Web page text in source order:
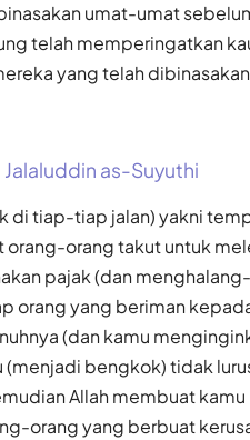
umat-umat
telah memperingatkan
yang telah
as-Suyuthi
di tiap-tiap jalan) yakni
orang takut untuk
pajak (dan
orang yang beriman
(dan kamu
bengkok) tidak
Allah membuat
orang yang berbuat